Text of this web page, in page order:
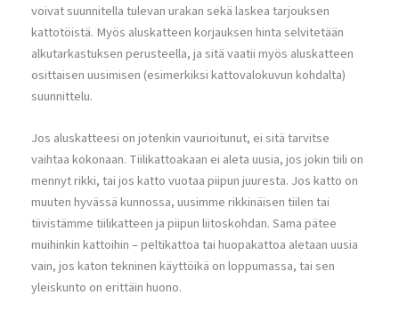
voivat suunnitella tulevan urakan sekä laskea tarjouksen
kattotöistä. Myös aluskatteen korjauksen hinta selvitetään
alkutarkastuksen perusteella, ja sitä vaatii myös aluskatteen
osittaisen uusimisen (esimerkiksi kattovalokuvun kohdalta)
suunnittelu.
Jos aluskatteesi on jotenkin vaurioitunut, ei sitä tarvitse
vaihtaa kokonaan. Tiilikattoakaan ei aleta uusia, jos jokin tiili on
mennyt rikki, tai jos katto vuotaa piipun juuresta. Jos katto on
muuten hyvässä kunnossa, uusimme rikkinäisen tiilen tai
tiivistämme tiilikatteen ja piipun liitoskohdan. Sama pätee
muihinkin kattoihin – peltikattoa tai huopakattoa aletaan uusia
vain, jos katon tekninen käyttöikä on loppumassa, tai sen
yleiskunto on erittäin huono.